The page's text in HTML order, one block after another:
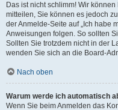
Das ist nicht schlimm! Wir
mitteilen, Sie können es jedoch
der Anmelde-Seite auf „Ich habe
Anweisungen folgen. So sollten
Sollten Sie trotzdem nicht in der
wenden Sie sich an die Board-
Nach oben
Warum werde ich automatisch
Wenn Sie beim Anmelden das